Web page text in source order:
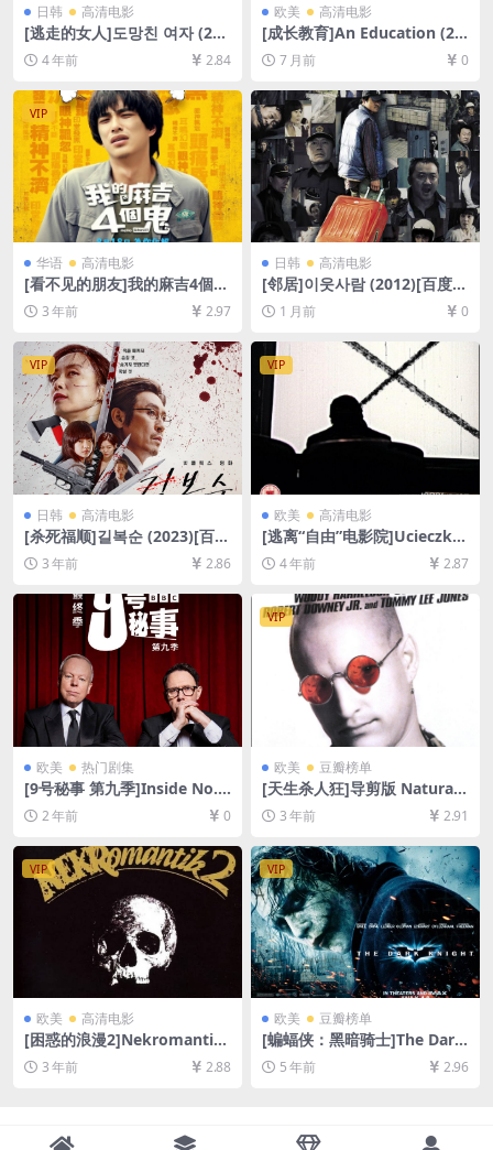
日韩 高清电影
[逃走的女人]도망친 여자 (202
0)[百度网盘+迅雷云盘资源10
80P超清未删减][MP4/5GB]
4 年前 2.84
欧美 高清电影
[成长教育]An Education (20
09)[百度网盘+夸克网盘1080P
超清未删减资源][网盘在线播
7 月前 0
VIP
华语 高清电影
[看不见的朋友]我的麻吉4個鬼
(2023)[百度网盘+夸克网盘10
80P超清未删减资源][网盘在
线播放/下载][MP4/4.1GB][中
文字幕]
3 年前 2.97
日韩 高清电影
[邻居]이웃사람 (2012)[百度网
盘+夸克网盘1080P超清未删
减资源][网盘在线播放/下载]
[MP4/6GB][中文字幕]
1 月前 0
VIP
日韩 高清电影
[杀死福顺]길복순 (2023)[百度
网盘+迅雷云盘资源1080P超
清未删减][MP4/8GB][韩语中
字]
3 年前 2.86
VIP
欧美 高清电影
[逃离“自由”电影院]Ucieczka
z kina ‘Wolność’ (1990)[百
度网盘+迅雷云盘资源1080P
超清未删减][MP4/5.2GB][中
文字幕]
4 年前 2.87
欧美 热门剧集
[9号秘事 第九季]Inside No. 9
Season 9 (2024)[百度网盘
+夸克网盘1080P超清未删减
4/4.6GB][中文字幕]
2 年前 0
VIP
欧美 豆瓣榜单
[天生杀人狂]导剪版 Natural
Born Killers (1994)[百度网盘
+迅雷云盘资源1080P超清未
3 年前 2.91
VIP
欧美 高清电影
[困惑的浪漫2]Nekromantik
2 (1991)[百度网盘+夸克网盘1
080P超清未删减资源][网盘在
3 年前 2.88
VIP
欧美 豆瓣榜单
[蝙蝠侠：黑暗骑士]The Dark
Knight (2008)[百度网盘+迅
雷云盘资源1080P超清未删减]
5 年前 2.96